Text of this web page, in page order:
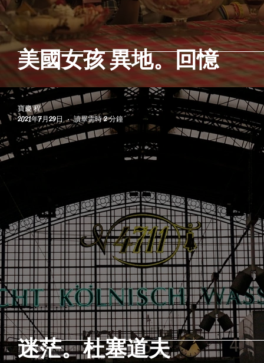
美國女孩 異地。回憶
迷茫。杜塞道夫
寶慶 程
2021年7月29日
讀畢需時 2 分鐘